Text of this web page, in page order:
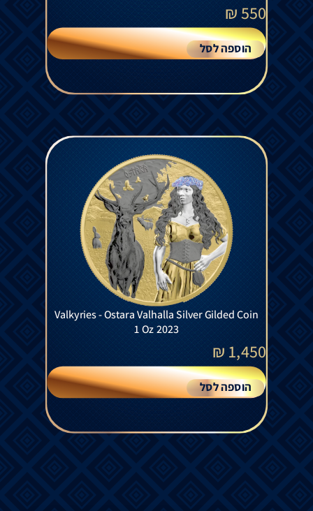
550
₪
הוספה לסל
Valkyries - Ostara Valhalla Silver Gilded Coin
1 Oz 2023
1,450
₪
הוספה לסל